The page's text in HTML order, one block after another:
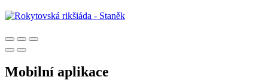
Mobilní aplikace